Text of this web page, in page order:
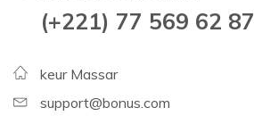
(+221) 77 569 62 87
keur Massar
support@bonus.com